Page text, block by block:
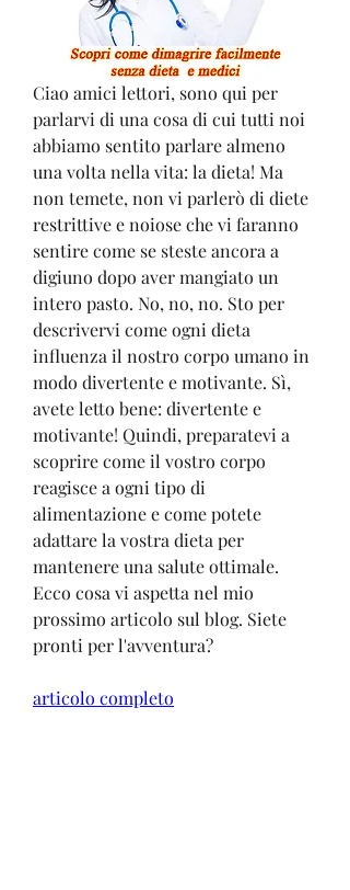
Ciao amici lettori, sono qui per
parlarvi di una cosa di cui tutti noi
abbiamo sentito parlare almeno
una volta nella vita: la dieta! Ma
non temete, non vi parlerò di diete
restrittive e noiose che vi faranno
sentire come se steste ancora a
digiuno dopo aver mangiato un
intero pasto. No, no, no. Sto per
descrivervi come ogni dieta
influenza il nostro corpo umano in
modo divertente e motivante. Sì,
avete letto bene: divertente e
motivante! Quindi, preparatevi a
scoprire come il vostro corpo
reagisce a ogni tipo di
alimentazione e come potete
adattare la vostra dieta per
mantenere una salute ottimale.
Ecco cosa vi aspetta nel mio
prossimo articolo sul blog. Siete
pronti per l'avventura?
articolo completo